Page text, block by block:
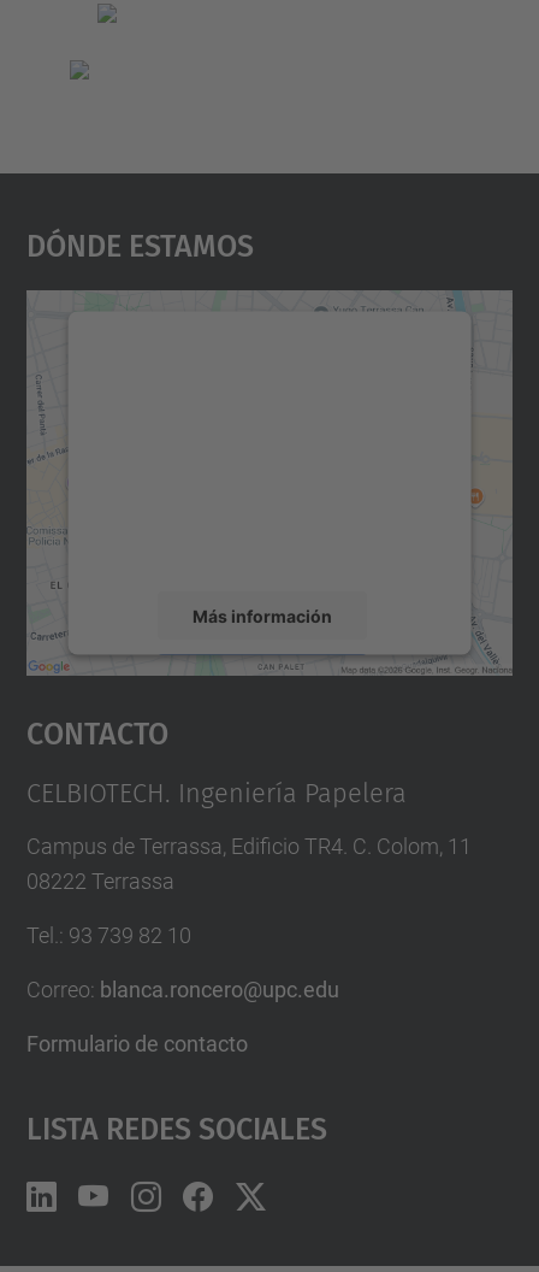
Dónde Estamos
Más información
Aceptar
powered by
Contacto
CELBIOTECH. Ingeniería Papelera
Campus de Terrassa, Edificio TR4. C. Colom, 11
08222 Terrassa
Tel. : 93 739 82 10
Correo: blanca.roncero@upc.edu
Formulario de contacto
Lista Redes Sociales